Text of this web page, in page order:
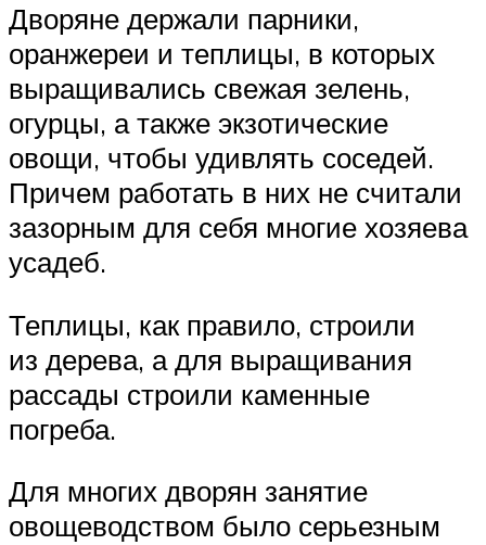
Дворяне держали парники,
оранжереи и теплицы, в которых
выращивались свежая зелень,
огурцы, а также экзотические
овощи, чтобы удивлять соседей.
Причем работать в них не считали
зазорным для себя многие хозяева
усадеб.
Теплицы, как правило, строили
из дерева, а для выращивания
рассады строили каменные
погреба.
Для многих дворян занятие
овощеводством было серьезным